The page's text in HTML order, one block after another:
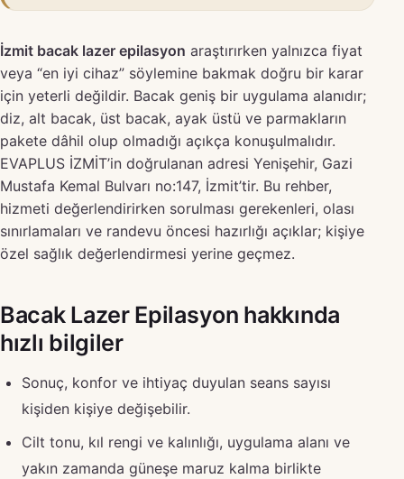
İzmit bacak lazer epilasyon araştırırken yalnızca fiyat
veya “en iyi cihaz” söylemine bakmak doğru bir karar
için yeterli değildir. Bacak geniş bir uygulama alanıdır;
diz, alt bacak, üst bacak, ayak üstü ve parmakların
pakete dâhil olup olmadığı açıkça konuşulmalıdır.
EVAPLUS İZMİT’in doğrulanan adresi Yenişehir, Gazi
Mustafa Kemal Bulvarı no:147, İzmit’tir. Bu rehber,
hizmeti değerlendirirken sorulması gerekenleri, olası
sınırlamaları ve randevu öncesi hazırlığı açıklar; kişiye
özel sağlık değerlendirmesi yerine geçmez.
Bacak Lazer Epilasyon hakkında
hızlı bilgiler
Sonuç, konfor ve ihtiyaç duyulan seans sayısı
kişiden kişiye değişebilir.
Cilt tonu, kıl rengi ve kalınlığı, uygulama alanı ve
yakın zamanda güneşe maruz kalma birlikte